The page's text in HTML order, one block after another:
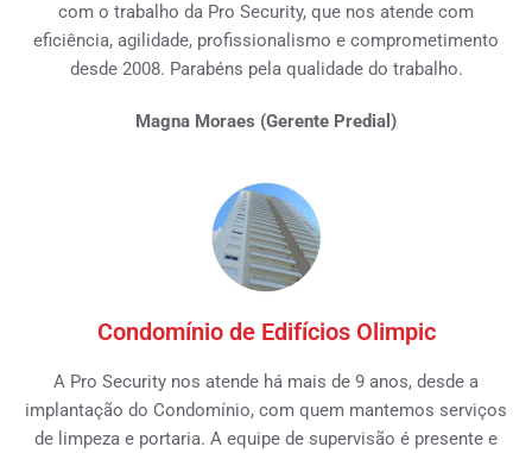
com o trabalho da Pro Security, que nos atende com
eficiência, agilidade, profissionalismo e comprometimento
desde 2008. Parabéns pela qualidade do trabalho.
Magna Moraes (Gerente Predial)
Condomínio de Edifícios Olimpic
A Pro Security nos atende há mais de 9 anos, desde a
implantação do Condomínio, com quem mantemos serviços
de limpeza e portaria. A equipe de supervisão é presente e